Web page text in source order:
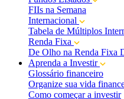
FIIs na Semana
Internacional
Tabela de Múltiplos
Renda Fixa
De Olho na Renda Fixa
Aprenda a Investir
Glossário financeiro
Organize sua vida
Como começar a investir